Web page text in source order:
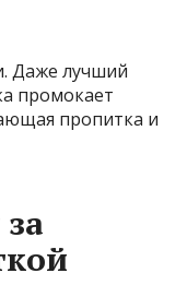
Даже лучший
промокает
пропитка и